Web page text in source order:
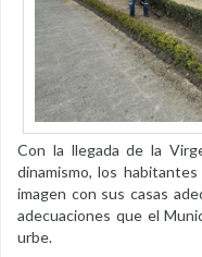
Con la llegada de la
dinamismo, los
imagen con sus casas
adecuaciones que el
urbe.